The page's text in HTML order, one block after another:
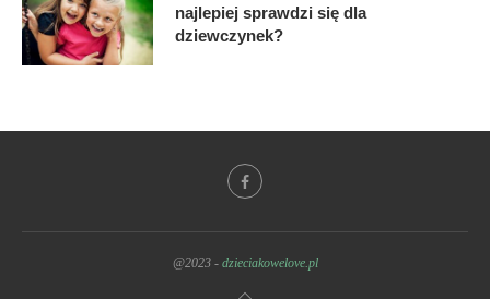
najlepiej sprawdzi się dla
dziewczynek?
@2023 - dzieciakowelove.pl